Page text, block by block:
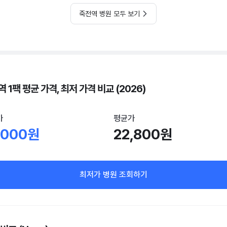
죽전역 병원 모두 보기
1팩 평균 가격, 최저 가격 비교 (2026)
원
평균가
22,800원
최저가 병원 조회하기